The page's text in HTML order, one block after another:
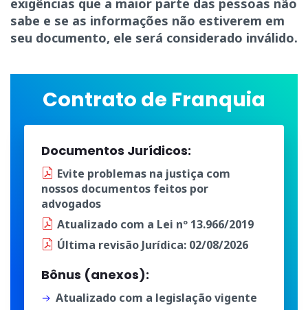
exigências que a maior parte das pessoas não
sabe e se as informações não estiverem em
seu documento, ele será considerado inválido.
Contrato de Franquia
Documentos Jurídicos:
Evite problemas na justiça com
nossos documentos feitos por
advogados
Atualizado com a Lei nº 13.966/2019
Última revisão Jurídica: 02/08/2026
Bônus (anexos):
Atualizado com a legislação vigente